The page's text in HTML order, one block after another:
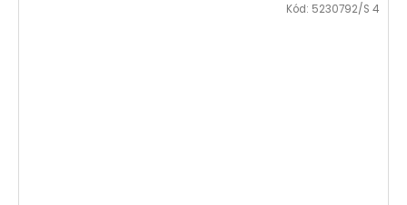
Kód: 5230792/S 4